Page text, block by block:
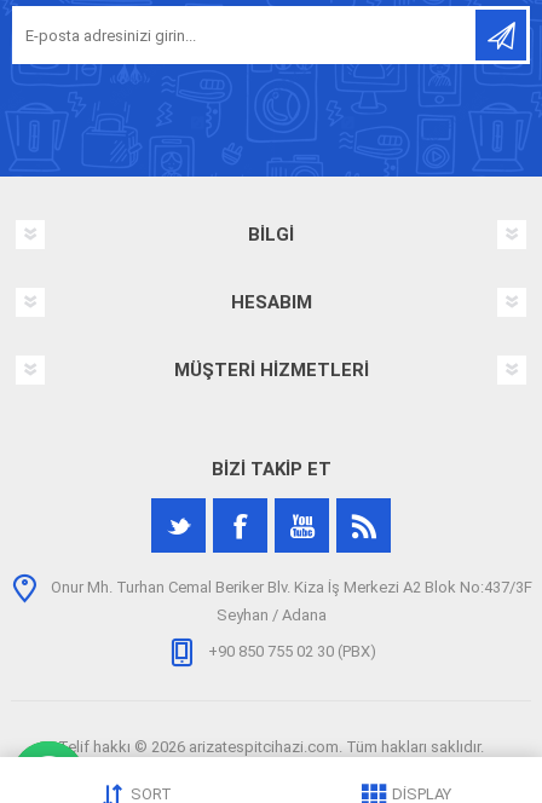
BILGI
HESABIM
MÜŞTERI HIZMETLERI
BIZI TAKIP ET
Onur Mh. Turhan Cemal Beriker Blv. Kiza İş Merkezi A2 Blok No:437/3F
Seyhan / Adana
+90 850 755 02 30 (PBX)
Telif hakkı © 2026 arizatespitcihazi.com. Tüm hakları saklıdır.
SORT DISPLAY